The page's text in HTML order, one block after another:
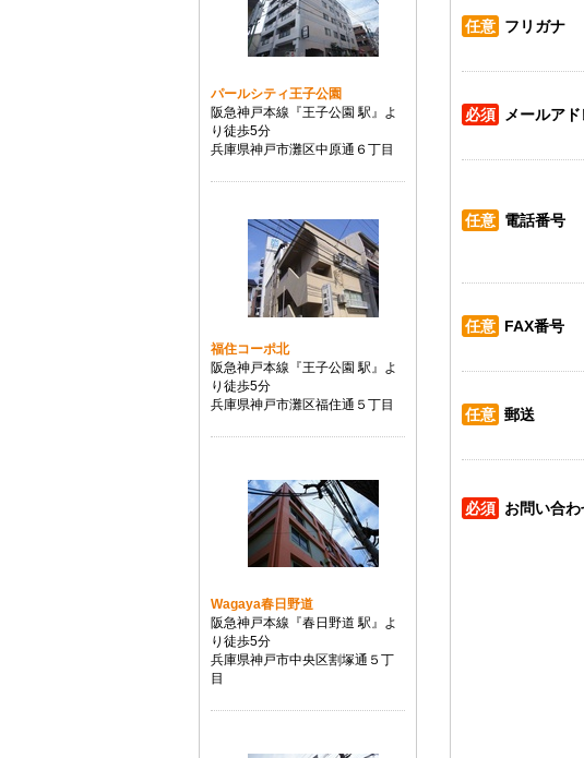
任意 フリガナ
必須 メールアド
任意 電話番号
任意 FAX番号
任意 郵送
必須 お問い合
パールシティ王子公園
阪急神戸本線『王子公園 駅』よ
り徒歩5分
兵庫県神戸市灘区中原通６丁目
福住コーポ北
阪急神戸本線『王子公園 駅』よ
り徒歩5分
兵庫県神戸市灘区福住通５丁目
Wagaya春日野道
阪急神戸本線『春日野道 駅』よ
り徒歩5分
兵庫県神戸市中央区割塚通５丁
目